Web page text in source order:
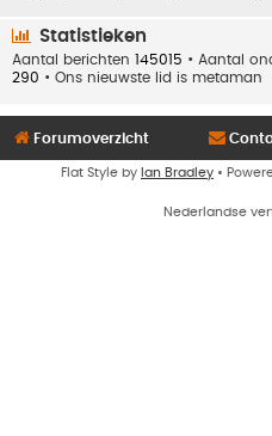
Statistieken
Aantal berichten 145015 • Aantal
290 • Ons nieuwste lid is metaman
Forumoverzicht
Flat Style by Ian Bradley •
Nederlandse